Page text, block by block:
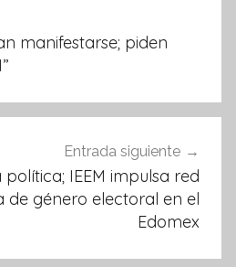
manifestarse; piden
Entrada siguiente
política; IEEM impulsa red
de género electoral en el
Edomex